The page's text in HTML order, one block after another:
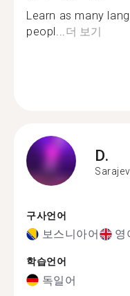
Learn as many
peopl... 더 보기
D.
구사언어
보스니아어 영
학습언어
독일어